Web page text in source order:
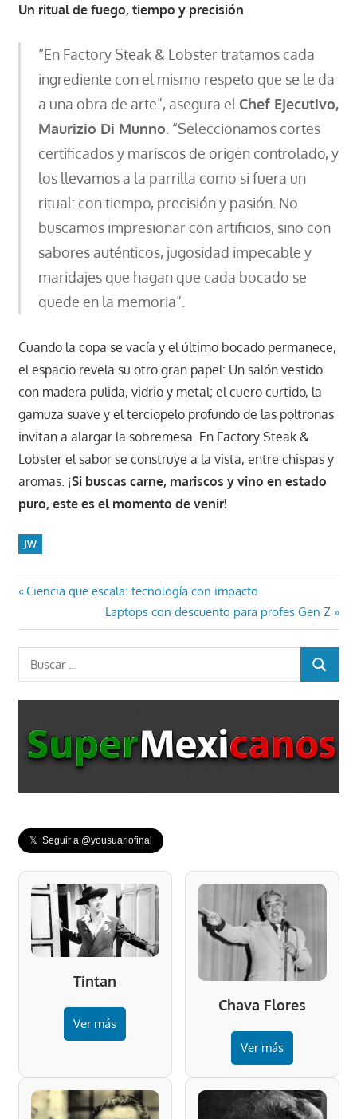
Un ritual de fuego, tiempo y precisión
“En Factory Steak & Lobster tratamos cada
ingrediente con el mismo respeto que se le da
a una obra de arte”, asegura el Chef Ejecutivo,
Maurizio Di Munno . “Seleccionamos cortes
certificados y mariscos de origen controlado, y
los llevamos a la parrilla como si fuera un
ritual: con tiempo, precisión y pasión. No
buscamos impresionar con artificios, sino con
sabores auténticos, jugosidad impecable y
maridajes que hagan que cada bocado se
quede en la memoria”.
Cuando la copa se vacía y el último bocado permanece,
el espacio revela su otro gran papel: Un salón vestido
con madera pulida, vidrio y metal; el cuero curtido, la
gamuza suave y el terciopelo profundo de las poltronas
invitan a alargar la sobremesa. En Factory Steak &
Lobster el sabor se construye a la vista, entre chispas y
aromas. ¡Si buscas carne, mariscos y vino en estado
puro, este es el momento de venir!
JW
Navegación
de
entradas
Entrada
Ciencia que escala: tecnología con impacto
Entrada
siguiente:
Laptops con descuento para profes Gen Z
Buscar:
BUSCAR
𝕏 Seguir a @yousuariofinal
Tintan
Ver más
Chava Flores
Ver más